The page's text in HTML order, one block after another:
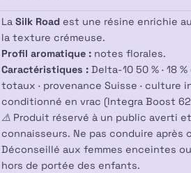
La Silk Road est une résine enrichie au
la texture crémeuse.
Profil aromatique : notes florales.
Caractéristiques : Delta-10 50 % · 18
totaux · provenance Suisse · culture
conditionné en vrac (Integra Boost 62
⚠️ Produit réservé à un public averti
connaisseurs. Ne pas conduire après
Déconseillé aux femmes enceintes
hors de portée des enfants.